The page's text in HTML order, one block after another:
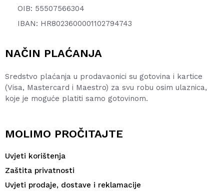
OIB: 55507566304
IBAN: HR8023600001102794743
NAČIN PLAĆANJA
Sredstvo plaćanja u prodavaonici su gotovina i kartice
(Visa, Mastercard i Maestro) za svu robu osim ulaznica,
koje je moguće platiti samo gotovinom.
MOLIMO PROČITAJTE
Uvjeti korištenja
Zaštita privatnosti
Uvjeti prodaje, dostave i reklamacije